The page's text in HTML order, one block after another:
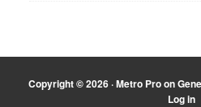
Copyright © 2026 ·Metro Proon
Log in